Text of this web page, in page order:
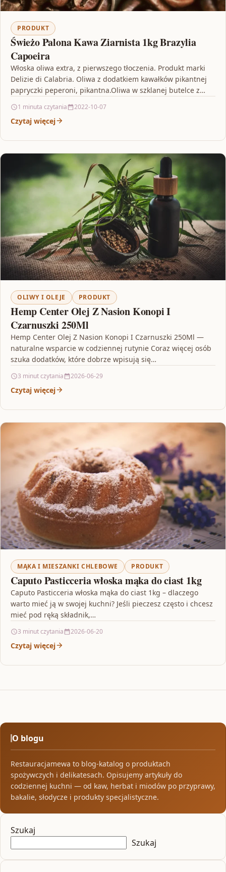
PRODUKT
Świeżo Palona Kawa Ziarnista 1kg Brazylia
Capoeira
Włoska oliwa extra, z pierwszego tłoczenia. Produkt marki
Delizie di Calabria. Oliwa z dodatkiem kawałków pikantnej
papryczki peperoni, pikantna.Oliwa w szklanej butelce z
1 minuta czytania 2022-10-07
Czytaj więcej
OLIWY I OLEJE PRODUKT
Hemp Center Olej Z Nasion Konopi I
Czarnuszki 250Ml
Hemp Center Olej Z Nasion Konopi I Czarnuszki 250Ml —
naturalne wsparcie w codziennej rutynie Coraz więcej osób
szuka dodatków, które dobrze wpisują się…
3 minut czytania 2026-06-29
Czytaj więcej
MĄKA I MIESZANKI CHLEBOWE PRODUKT
Caputo Pasticceria włoska mąka do ciast 1kg
Caputo Pasticceria włoska mąka do ciast 1kg – dlaczego
warto mieć ją w swojej kuchni? Jeśli pieczesz często i chcesz
mieć pod ręką składnik,…
3 minut czytania 2026-06-20
Czytaj więcej
O blogu
Restauracjamewa to blog-katalog o produktach
spożywczych i delikatesach. Opisujemy artykuły do
codziennej kuchni — od kaw, herbat i miodów po przyprawy,
bakalie, słodycze i produkty specjalistyczne.
Szukaj
Szukaj